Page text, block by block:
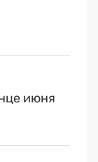
июня